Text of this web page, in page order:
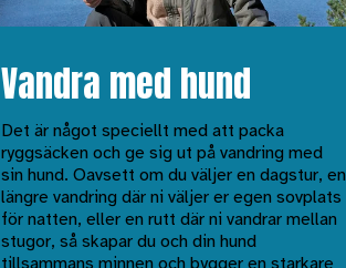
Vandra med hund
Det är något speciellt med att packa
ryggsäcken och ge sig ut på vandring med
sin hund. Oavsett om du väljer en dagstur, en
längre vandring där ni väljer er egen sovplats
för natten, eller en rutt där ni vandrar mellan
stugor, så skapar du och din hund
tillsammans minnen och bygger en starkare